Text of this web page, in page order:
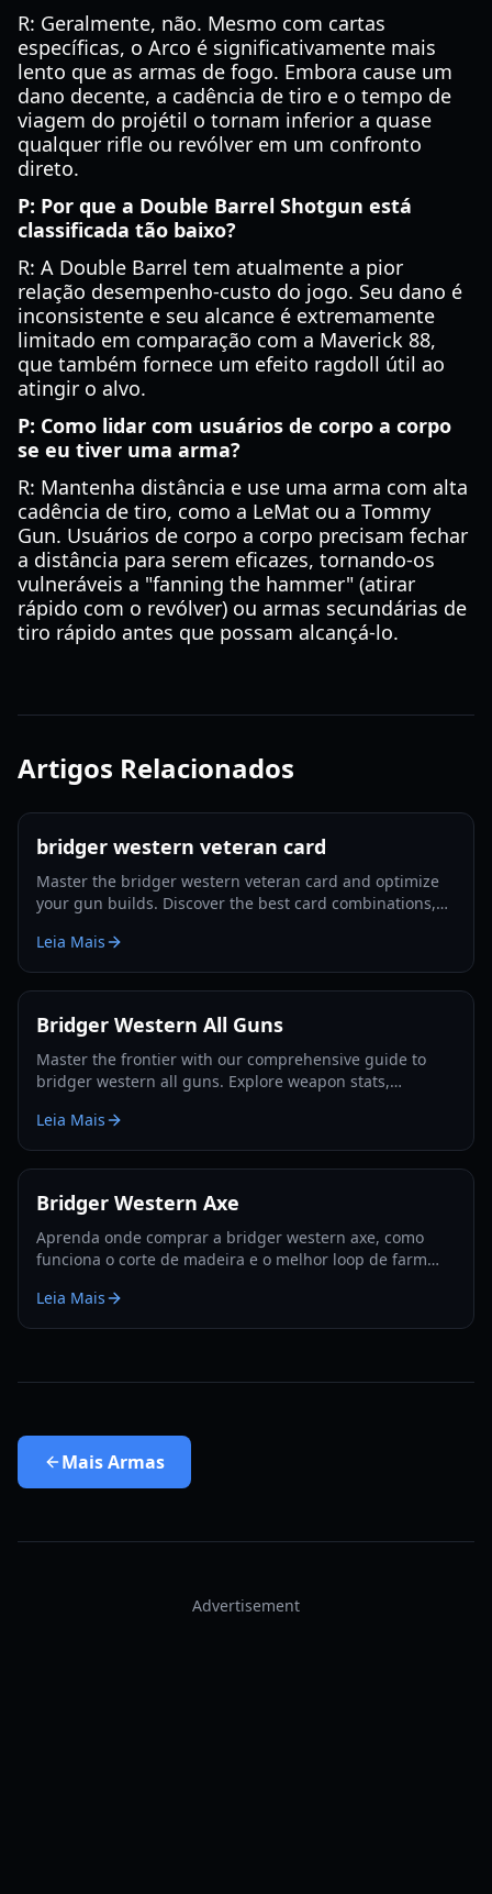
R: Geralmente, não. Mesmo com cartas
específicas, o Arco é significativamente mais
lento que as armas de fogo. Embora cause um
dano decente, a cadência de tiro e o tempo de
viagem do projétil o tornam inferior a quase
qualquer rifle ou revólver em um confronto
direto.
P: Por que a Double Barrel Shotgun está
classificada tão baixo?
R: A Double Barrel tem atualmente a pior
relação desempenho-custo do jogo. Seu dano é
inconsistente e seu alcance é extremamente
limitado em comparação com a Maverick 88,
que também fornece um efeito ragdoll útil ao
atingir o alvo.
P: Como lidar com usuários de corpo a corpo
se eu tiver uma arma?
R: Mantenha distância e use uma arma com alta
cadência de tiro, como a LeMat ou a Tommy
Gun. Usuários de corpo a corpo precisam fechar
a distância para serem eficazes, tornando-os
vulneráveis a "fanning the hammer" (atirar
rápido com o revólver) ou armas secundárias de
tiro rápido antes que possam alcançá-lo.
Artigos Relacionados
bridger western veteran card
Master the bridger western veteran card and optimize
your gun builds. Discover the best card combinations,
Leia Mais
Bridger Western All Guns
Master the frontier with our comprehensive guide to
bridger western all guns. Explore weapon stats,
Leia Mais
Bridger Western Axe
Aprenda onde comprar a bridger western axe, como
funciona o corte de madeira e o melhor loop de farm
Leia Mais
MaisArmas
Advertisement